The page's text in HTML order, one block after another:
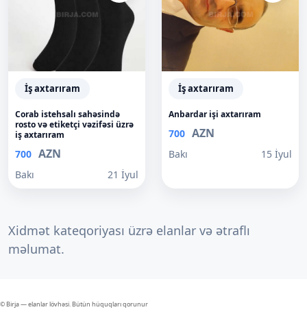
İş axtarıram
Corab istehsalı sahəsində
rosto və etiketçi vəzifəsi üzrə
iş axtarıram
700 AZN
Bakı 21 İyul
İş axtarıram
Anbardar işi axtarıram
700 AZN
Bakı 15 İyul
Xidmət kateqoriyası üzrə elanlar və ətraflı
məlumat.
© Birja — elanlar lövhəsi. Bütün hüquqları qorunur